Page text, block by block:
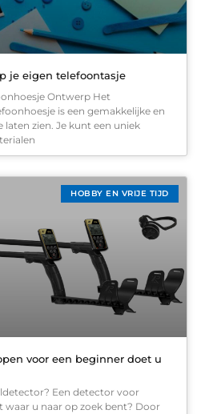
je eigen telefoontasje
Ontwerp Het
is een gemakkelijke en
laten zien. Je kunt een uniek
HOBBY EN VRIJE TIJD
voor een beginner doet u
Een detector voor
waar u naar op zoek bent? Door